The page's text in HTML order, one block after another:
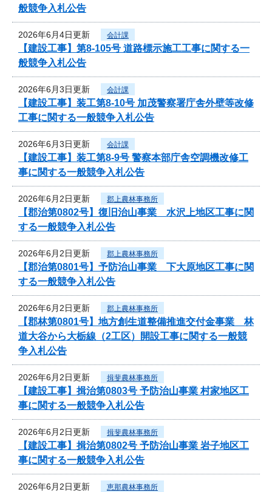
般競争入札公告
2026年6月4日更新 会計課
【建設工事】第8-105号 道路標示施工工事に関する一
般競争入札公告
2026年6月3日更新 会計課
【建設工事】装工第8-10号 加茂警察署庁舎外壁等改修
工事に関する一般競争入札公告
2026年6月3日更新 会計課
【建設工事】装工第8-9号 警察本部庁舎空調機改修工
事に関する一般競争入札公告
2026年6月2日更新 郡上農林事務所
【郡治第0802号】復旧治山事業 水沢上地区工事に関
する一般競争入札公告
2026年6月2日更新 郡上農林事務所
【郡治第0801号】予防治山事業 下大原地区工事に関
する一般競争入札公告
2026年6月2日更新 郡上農林事務所
【郡林第0801号】地方創生道整備推進交付金事業 林
道大谷から大栃線（2工区）開設工事に関する一般競
争入札公告
2026年6月2日更新 揖斐農林事務所
【建設工事】揖治第0803号 予防治山事業 村家地区工
事に関する一般競争入札公告
2026年6月2日更新 揖斐農林事務所
【建設工事】揖治第0802号 予防治山事業 岩子地区工
事に関する一般競争入札公告
2026年6月2日更新 恵那農林事務所